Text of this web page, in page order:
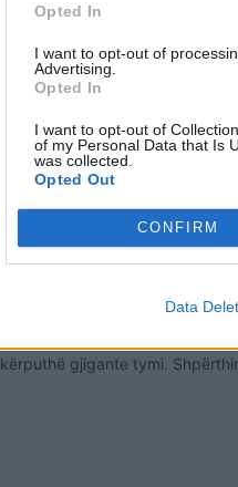
Opted In
I want to opt-out of
Advertising.
Opted In
I want to opt-out of
of my Personal Data that Is
was collected.
Opted Out
CONFIRM
Data
Bejruti si fushë lufte: Ishte si një
bërthamore, vend i mallkuar!
(FOTO&VIDEO)
pasditën e sotme ngjan me një
kërputhë gjigante tymi.